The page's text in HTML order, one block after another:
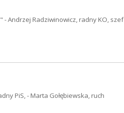
- Andrzej Radziwinowicz, radny KO, szef
PiS, - Marta Gołębiewska, ruch